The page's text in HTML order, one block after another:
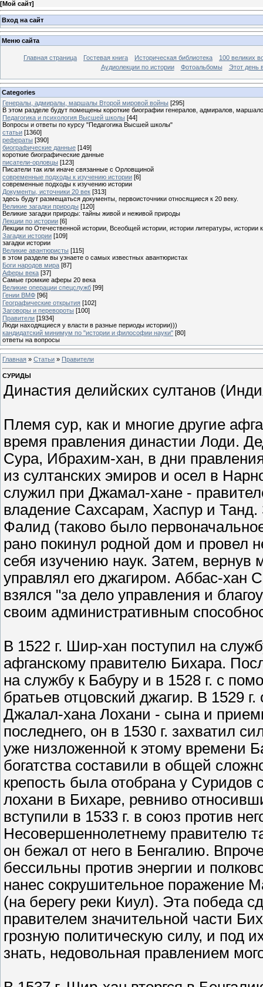
[Мой сайт]
Вход на сайт
Меню сайта
Главная страница Гостевая книга Историческая библиотека
100 великих
Аудиолекции по истории
Фотоальбомы Этот день
Categories
Генералы, адмиралы, маршалы Второй мировой войны [295]
В этом разделе будут помещены короткие биографии генералов, адмиралов,
Педагогика и психология Высшей школы [44]
Вопросы и ответы по курсу "Педагогика Высшей школы"
статьи [1360]
рефераты [390]
биографические данные [149]
короткие биографические данные
писатели-орловцы [123]
Писатели так или иначе связанные с Орловщиной
современные подходы к изучению истории [6]
современные подходы к изучению истории
Документы, источники 20 век [313]
здесь будут размещаться документы, первоисточники относящиеся к 20 веку.
Великие загадки природы [120]
Великие загадки природы: тайны живой и неживой природы
Лекции по истории [6]
Лекции по Отечественной истории, Всеобщей истории, истории литературы, истории
Загадки истории [109]
загадки истории
Великие авантюристы [115]
в этом разделе вы узнаете о самых известных авантюристах
Боги народов мира [87]
Аферы века [37]
Самые громкие аферы 20 века
Великие операции спецслужб [99]
Гении ВМФ [96]
Географические открытия [102]
Заговоры и перевороты [100]
Правители [1934]
Люди находящиеся у власти в разные периоды истории)))
кандидатский минимум по "истории и философии науки" [80]
ответы на вопросы
Главная » Статьи » Правители
СУРИДЫ
Династия делийских султанов
Племя сур, как и многие другие
время правления династии Лоди.
Сура, Ибрахим-хан, в дни
из султанских эмиров и осел в
служил при Джамал-хане -
владение Сахсарам, Хаспур и Танд.
Фалид (таково было
рано покинул родной дом и провел
себя изучению наук. Затем, вернув
управлял его джагиром. Аббас-хан
взялся "за дело управления и
своим административным
В 1522 г. Шир-хан поступил на
афганскому правителю Бихара.
на службу к Бабуру и в 1528 г. с
братьев отцовский джагир. В 1529
Джалал-хана Лохани - сына и
последнего, он в 1530 г. захватил
уже низложенной к этому времени
богатства составили в общей
крепость была отобрана у
лохани в Бихаре, ревниво
вступили в 1533 г. в союз против
Несовершеннолетнему правителю
он бежал от него в Бенгалию.
бессильны против энергии и
нанес сокрушительное поражение
(на берегу реки Киул). Эта победа
правителем значительной части
грозную политическую силу, и под
знать, недовольная правлением